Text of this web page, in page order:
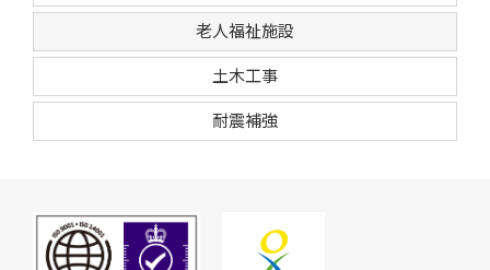
老人福祉施設
土木工事
耐震補強